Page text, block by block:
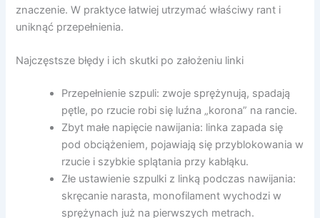
znaczenie. W praktyce łatwiej utrzymać właściwy rant i
uniknąć przepełnienia.
Najczęstsze błędy i ich skutki po założeniu linki
Przepełnienie szpuli: zwoje sprężynują, spadają
pętle, po rzucie robi się luźna „korona” na rancie.
Zbyt małe napięcie nawijania: linka zapada się
pod obciążeniem, pojawiają się przyblokowania w
rzucie i szybkie splątania przy kabłąku.
Złe ustawienie szpulki z linką podczas nawijania:
skręcanie narasta, monofilament wychodzi w
sprężynach już na pierwszych metrach.